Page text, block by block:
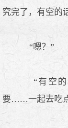
究完了，有空
“嗯？”
“有空的
要……一起去吃